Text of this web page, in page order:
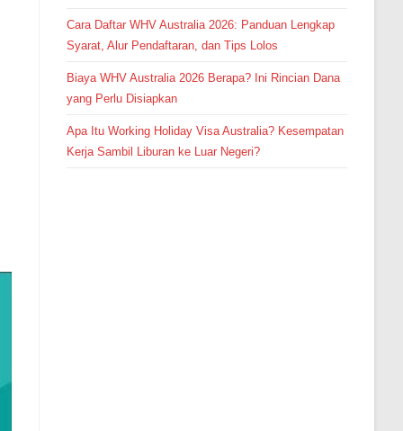
Cara Daftar WHV Australia 2026: Panduan Lengkap
Syarat, Alur Pendaftaran, dan Tips Lolos
Biaya WHV Australia 2026 Berapa? Ini Rincian Dana
yang Perlu Disiapkan
Apa Itu Working Holiday Visa Australia? Kesempatan
Kerja Sambil Liburan ke Luar Negeri?